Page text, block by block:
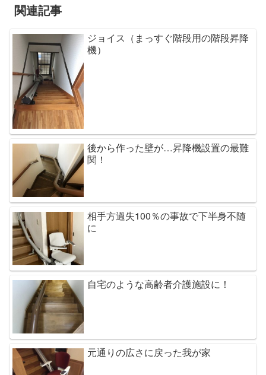
関連記事
ジョイス（まっすぐ階段用の階段昇降
機）
後から作った壁が…昇降機設置の最難
関！
相手方過失100％の事故で下半身不随
に
自宅のような高齢者介護施設に！
元通りの広さに戻った我が家